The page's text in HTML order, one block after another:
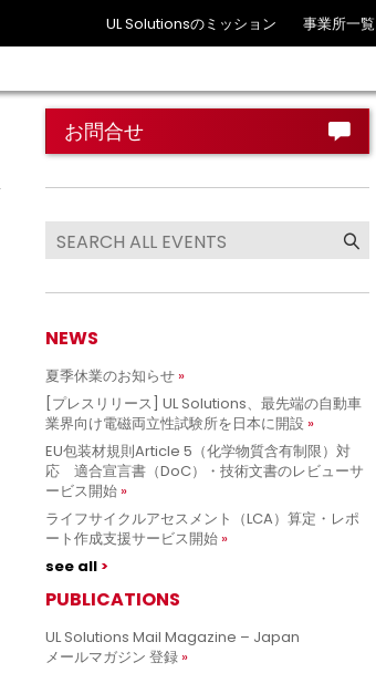
UL Solutionsのミッション 事業所一覧
お問合せ
NEWS
夏季休業のお知らせ
[プレスリリース] UL Solutions、最先端の自動車
業界向け電磁両立性試験所を日本に開設
EU包装材規則Article 5（化学物質含有制限）対
応 適合宣言書（DoC）・技術文書のレビューサ
ービス開始
ライフサイクルアセスメント（LCA）算定・レポ
ート作成支援サービス開始
see all
PUBLICATIONS
UL Solutions Mail Magazine – Japan
メールマガジン 登録